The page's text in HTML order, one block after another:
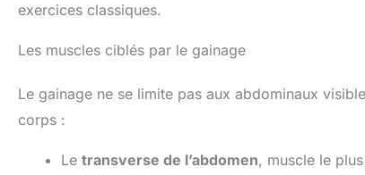
exercices classiques.
Les muscles ciblés par le gainage
Le gainage ne se limite pas aux abdominaux
corps :
Le transverse de l’abdomen, muscle le